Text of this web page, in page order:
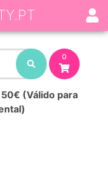
0
(Válido para